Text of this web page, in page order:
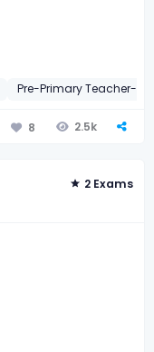
Pre-Primary Teacher-
8 2.5k
2 Exams